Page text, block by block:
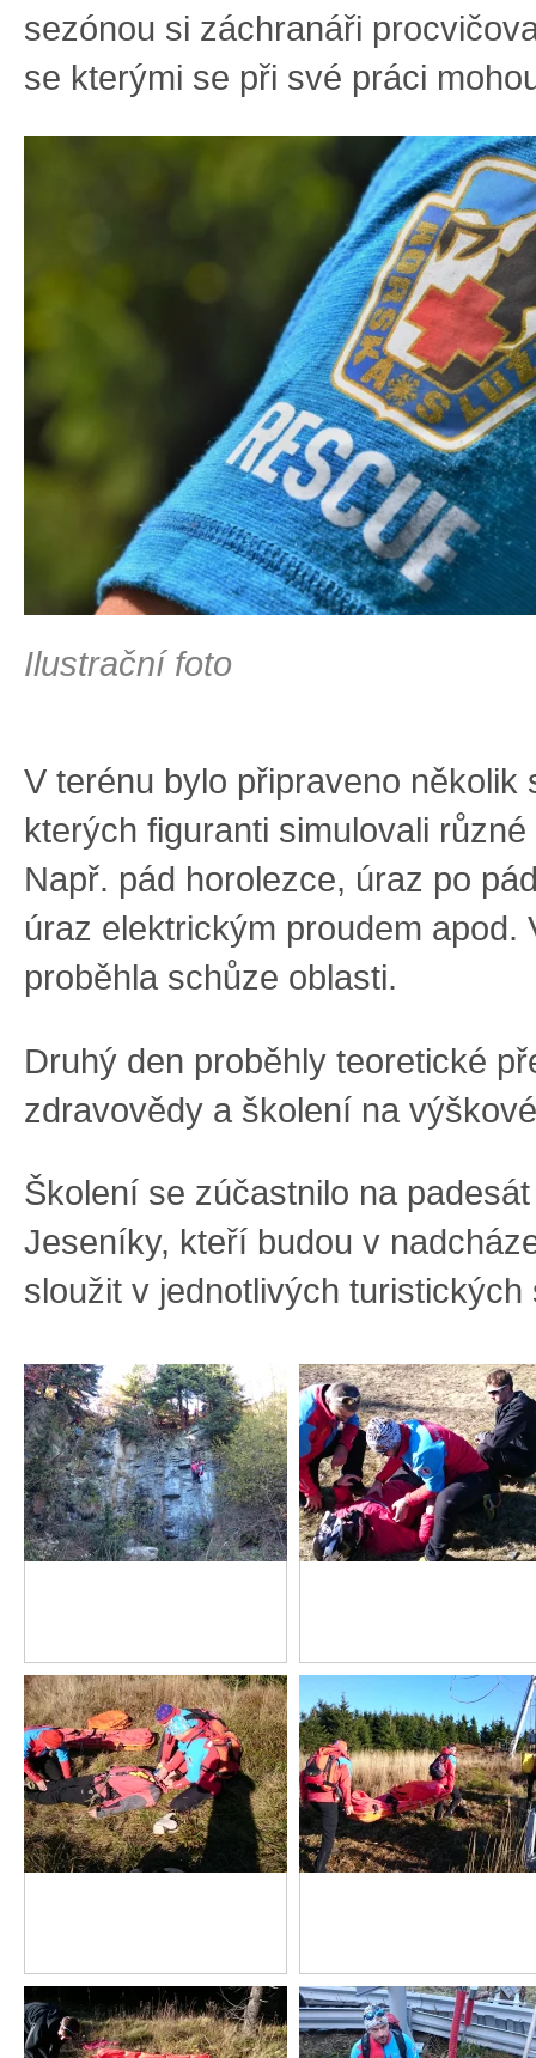
sezónou si záchranáři
se kterými se při své práci
Ilustrační foto
V terénu bylo připraveno několik
kterých figuranti simulovali
Např. pád horolezce, úraz po
úraz elektrickým proudem apod.
proběhla schůze oblasti.
Druhý den proběhly teoretické
zdravovědy a školení na
Školení se zúčastnilo na
Jeseníky, kteří budou v
sloužit v jednotlivých